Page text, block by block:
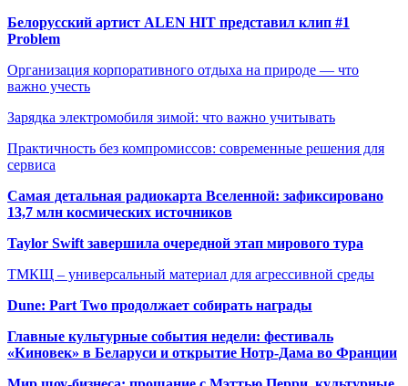
Белорусский артист ALEN HIT представил клип #1
Problem
Организация корпоративного отдыха на природе — что
важно учесть
Зарядка электромобиля зимой: что важно учитывать
Практичность без компромиссов: современные решения для
сервиса
Самая детальная радиокарта Вселенной: зафиксировано
13,7 млн космических источников
Taylor Swift завершила очередной этап мирового тура
ТМКЩ – универсальный материал для агрессивной среды
Dune: Part Two продолжает собирать награды
Главные культурные события недели: фестиваль
«Киновек» в Беларуси и открытие Нотр-Дама во Франции